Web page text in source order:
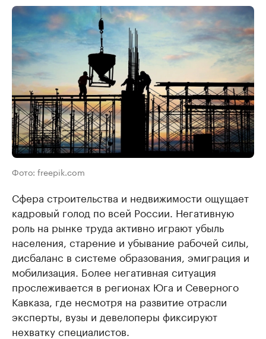
Фото: freepik.com
Сфера строительства и недвижимости ощущает
кадровый голод по всей России. Негативную
роль на рынке труда активно играют убыль
населения, старение и убывание рабочей силы,
дисбаланс в системе образования, эмиграция и
мобилизация. Более негативная ситуация
прослеживается в регионах Юга и Северного
Кавказа, где несмотря на развитие отрасли
эксперты, вузы и девелоперы фиксируют
нехватку специалистов.